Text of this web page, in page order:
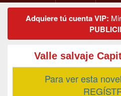
Adquiere tú cuenta VIP:
Valle salvaje
Para ver esta